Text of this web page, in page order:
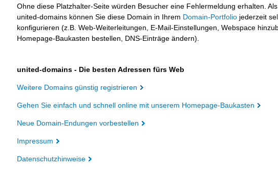
Ohne diese Platzhalter-Seite würden Besucher eine Fehlermeldung erhalten.
united-domains können Sie diese Domain in Ihrem Domain-Portfolio jederzeit
konfigurieren (z.B. Web-Weiterleitungen, E-Mail-Einstellungen, Webspace
Homepage-Baukasten bestellen, DNS-Einträge ändern).
united-domains - Die besten Adressen fürs Web
Weitere Domains günstig registrieren
Gehen Sie einfach und schnell online mit unserem Homepage-Baukasten
Neue Domain-Endungen vorbestellen
Impressum
Datenschutzhinweise